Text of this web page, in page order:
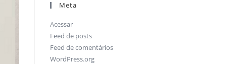
Meta
Acessar
Feed de posts
Feed de comentários
WordPress.org